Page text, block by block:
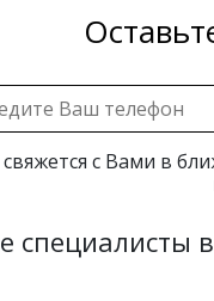
с Вами в
специалисты